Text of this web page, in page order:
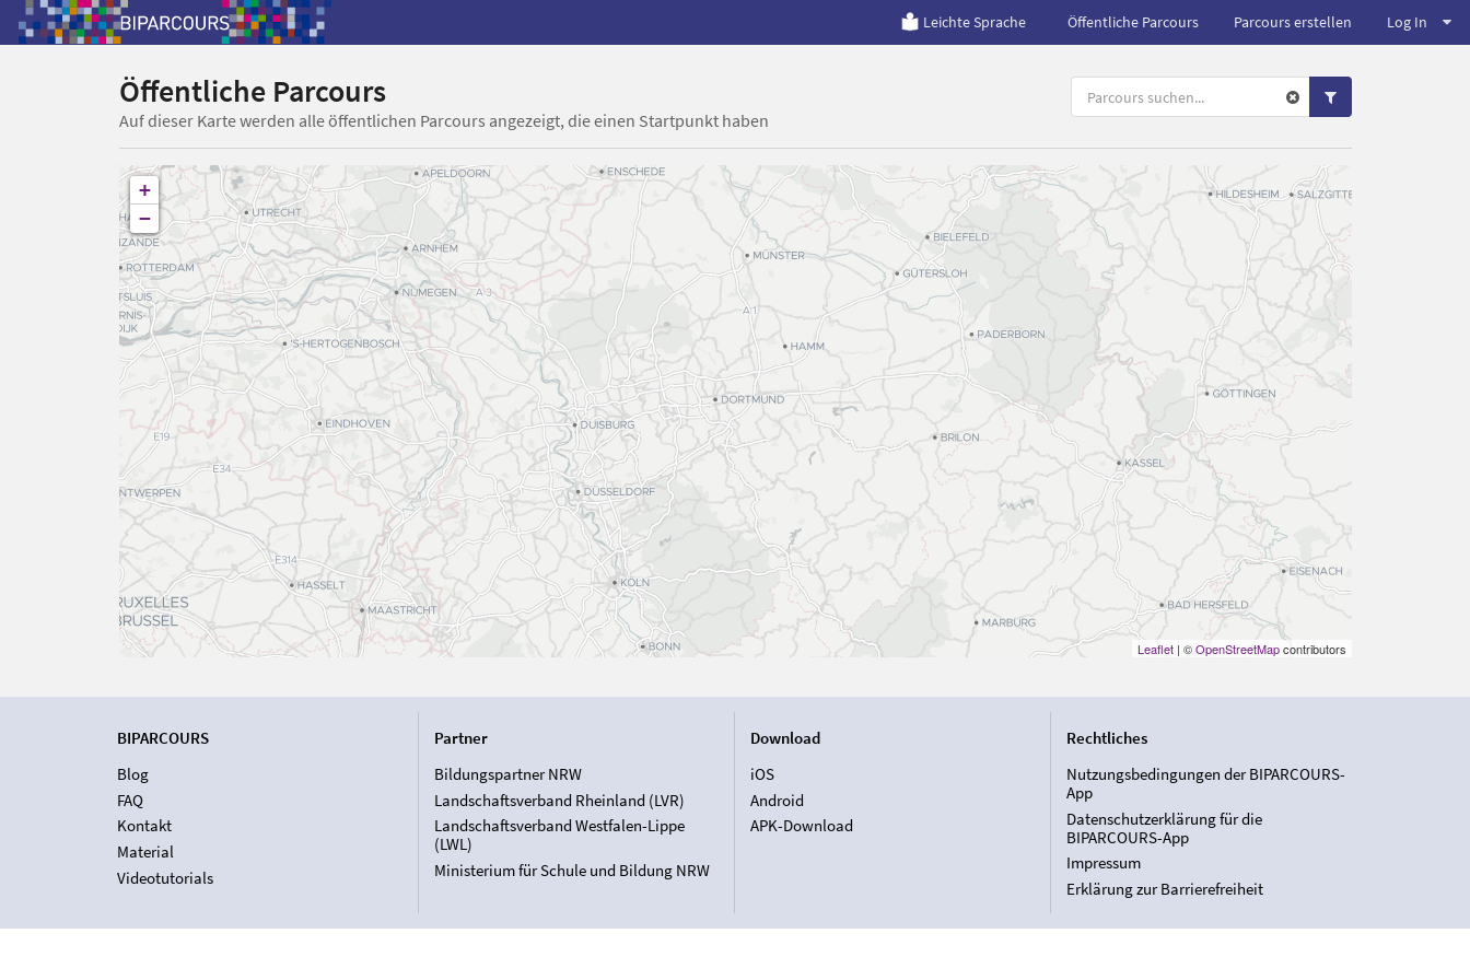
Leichte Sprache Öffentliche Parcours Parcours erstellen Log In
Öffentliche Parcours
Auf dieser Karte werden alle öffentlichen Parcours angezeigt, die einen Startpunkt haben
+
−
Leaflet| ©OpenStreetMapcontributors
BIPARCOURS
Blog
FAQ
Kontakt
Material
Videotutorials
Partner
Bildungspartner NRW
Landschaftsverband Rheinland (LVR)
Landschaftsverband Westfalen-Lippe
(LWL)
Ministerium für Schule und Bildung NRW
Download
iOS
Android
APK-Download
Rechtliches
Nutzungsbedingungen der BIPARCOURS-
App
Datenschutzerklärung für die
BIPARCOURS-App
Impressum
Erklärung zur Barrierefreiheit